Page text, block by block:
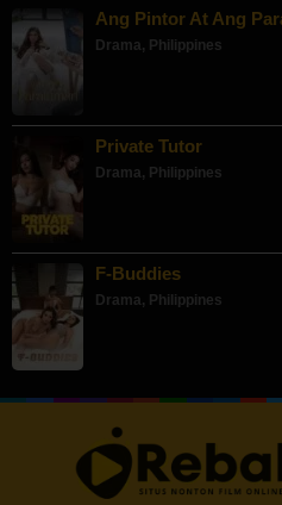
Ang Pintor At Ang
Drama, Philippines
Private Tutor
Drama, Philippines
F-Buddies
Drama, Philippines